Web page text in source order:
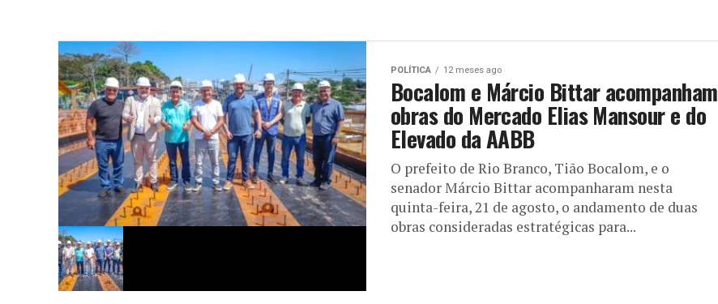
POLÍTICA 12 meses ago
Bocalom e Márcio Bittar acompanham
obras do Mercado Elias Mansour e do
Elevado da AABB
O prefeito de Rio Branco, Tião Bocalom, e o
senador Márcio Bittar acompanharam nesta
quinta-feira, 21 de agosto, o andamento de duas
obras consideradas estratégicas para...